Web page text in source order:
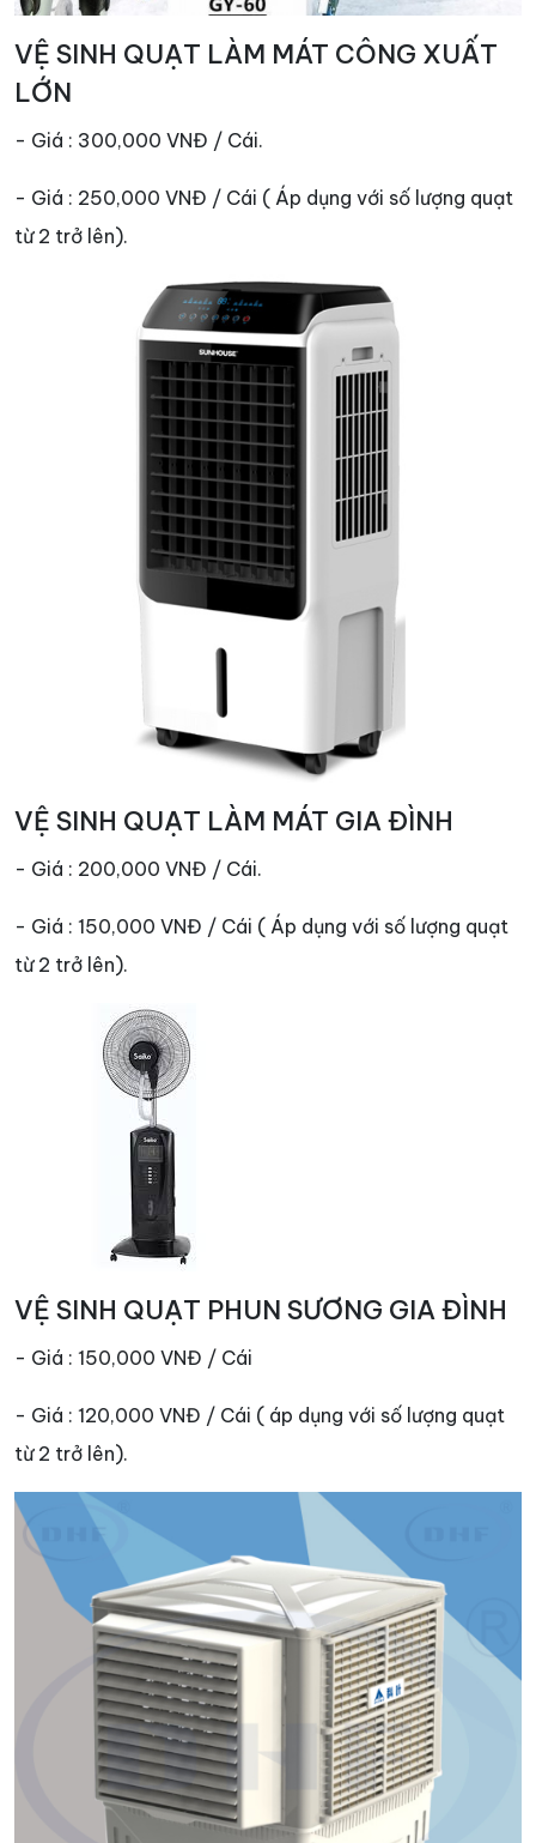
VỆ SINH QUẠT LÀM MÁT CÔNG XUẤT
LỚN
- Giá : 300,000 VNĐ / Cái.
- Giá : 250,000 VNĐ / Cái ( Áp dụng với số lượng quạt
từ 2 trở lên).
VỆ SINH QUẠT LÀM MÁT GIA ĐÌNH
- Giá : 200,000 VNĐ / Cái.
- Giá : 150,000 VNĐ / Cái ( Áp dụng với số lượng quạt
từ 2 trở lên).
VỆ SINH QUẠT PHUN SƯƠNG GIA ĐÌNH
- Giá : 150,000 VNĐ / Cái
- Giá : 120,000 VNĐ / Cái ( áp dụng với số lượng quạt
từ 2 trở lên).